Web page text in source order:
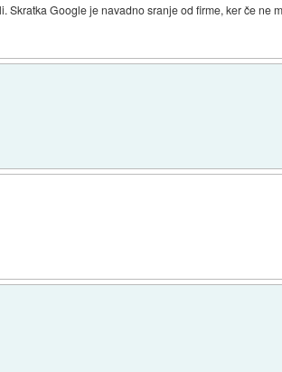
Google je navadno sranje od firme, ker če ne